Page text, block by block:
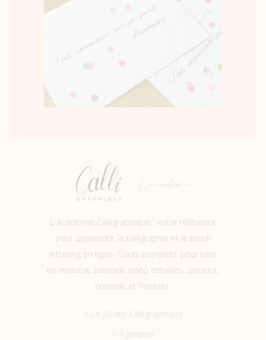
L'Académie Calligraphique : votre référence
pour apprendre la calligraphie et le brush
lettering en ligne. Cours complets pour tous
les niveaux, tutoriels vidéo détaillés, astuces,
conseils et freebies.
> Le Studio Calligraphique
> À propos